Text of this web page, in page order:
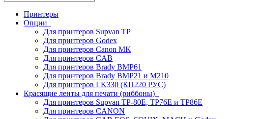
Принтеры
Опции
Для принтеров Supvan TP
Для принтеров Godex
Для принтеров Canon MK
Для принтеров CAB
Для принтеров Brady BMP61
Для принтеров Brady BMP21 и M210
Для принтеров LK330 (КП220 РУС)
Красящие ленты для печати (риббоны)
Для принтеров Supvan TP-80E, TP76E и TP86E
Для принтеров CANON